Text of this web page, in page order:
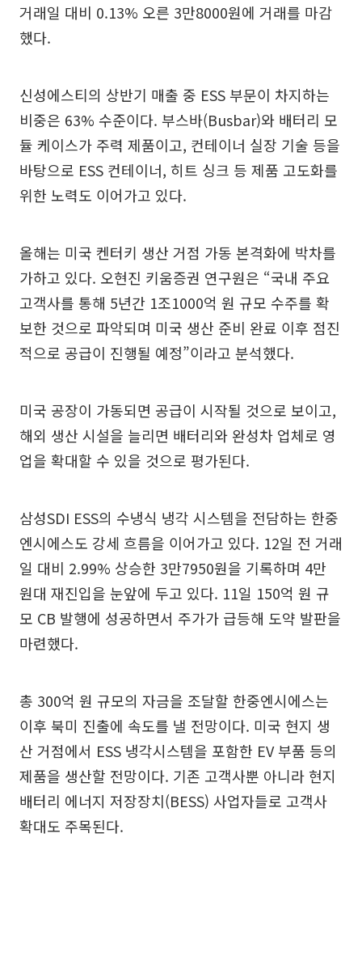
거래일 대비 0.13% 오른 3만8000원에 거래를 마감
했다.
신성에스티의 상반기 매출 중 ESS 부문이 차지하는
비중은 63% 수준이다. 부스바(Busbar)와 배터리 모
듈 케이스가 주력 제품이고, 컨테이너 실장 기술 등을
바탕으로 ESS 컨테이너, 히트 싱크 등 제품 고도화를
위한 노력도 이어가고 있다.
올해는 미국 켄터키 생산 거점 가동 본격화에 박차를
가하고 있다. 오현진 키움증권 연구원은 “국내 주요
고객사를 통해 5년간 1조1000억 원 규모 수주를 확
보한 것으로 파악되며 미국 생산 준비 완료 이후 점진
적으로 공급이 진행될 예정”이라고 분석했다.
미국 공장이 가동되면 공급이 시작될 것으로 보이고,
해외 생산 시설을 늘리면 배터리와 완성차 업체로 영
업을 확대할 수 있을 것으로 평가된다.
삼성SDI ESS의 수냉식 냉각 시스템을 전담하는 한중
엔시에스도 강세 흐름을 이어가고 있다. 12일 전 거래
일 대비 2.99% 상승한 3만7950원을 기록하며 4만
원대 재진입을 눈앞에 두고 있다. 11일 150억 원 규
모 CB 발행에 성공하면서 주가가 급등해 도약 발판을
마련했다.
총 300억 원 규모의 자금을 조달할 한중엔시에스는
이후 북미 진출에 속도를 낼 전망이다. 미국 현지 생
산 거점에서 ESS 냉각시스템을 포함한 EV 부품 등의
제품을 생산할 전망이다. 기존 고객사뿐 아니라 현지
배터리 에너지 저장장치(BESS) 사업자들로 고객사
확대도 주목된다.